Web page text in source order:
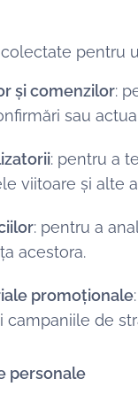
pentru
și comenzilor:
sau
: pentru a
viitoare și alte
: pentru a
acestora.
promoționale
campaniile de
personale